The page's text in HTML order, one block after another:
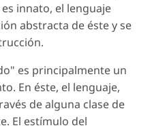
innato, el lenguaje
abstracta de éste y se
es principalmente un
En éste, el lenguaje,
de alguna clase de
El estímulo del